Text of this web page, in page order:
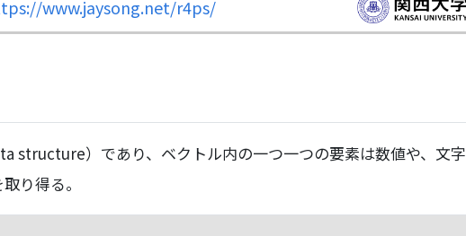
structure）であり、ベクトル内の一つ一つの要素は数値や、文字
り得る。